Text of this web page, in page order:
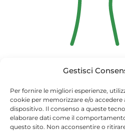
Gestisci
Per fornire le migliori esperienze,
cookie per memorizzare e/o accedere
dispositivo. Il consenso a queste
elaborare dati come il
questo sito. Non acconsentire o